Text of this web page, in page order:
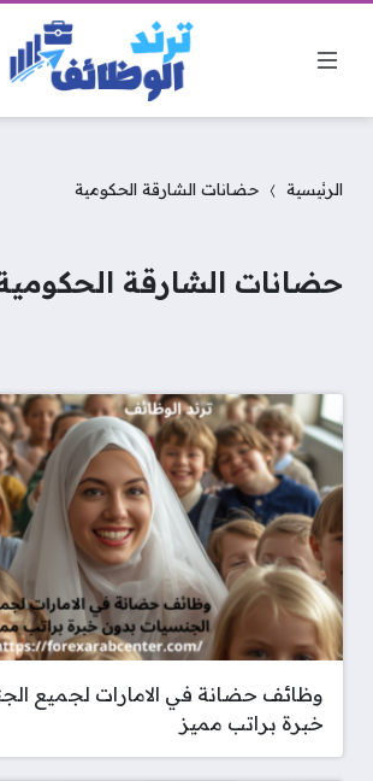
الرئيسية حضانات الشارقة الحكومية
حضانات الشارقة
وظائف حضانة في الامارات لجميع
خبرة براتب مميز